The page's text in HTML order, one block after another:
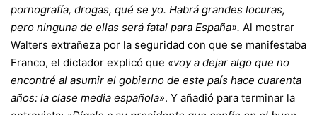
pornografía, drogas, qué se yo. Habrá grandes locuras,
pero ninguna de ellas será fatal para España». Al mostrar
Walters extrañeza por la seguridad con que se manifestaba
Franco, el dictador explicó que «voy a dejar algo que no
encontré al asumir el gobierno de este país hace cuarenta
años: la clase media española». Y añadió para terminar la